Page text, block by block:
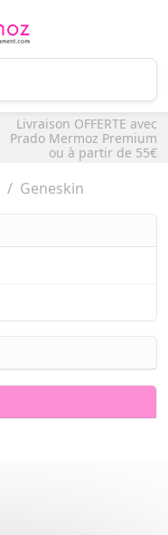
Livraison OFFERTE avec
Prado Mermoz Premium
ou à partir de 55€
Geneskin